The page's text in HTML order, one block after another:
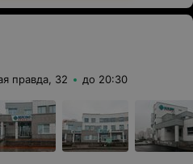
правда, 32 до 20:30